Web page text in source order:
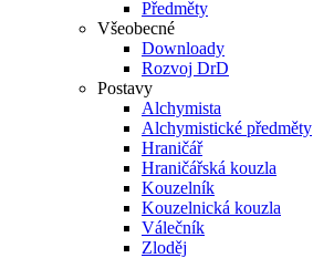
Předměty
Všeobecné
Downloady
Rozvoj DrD
Postavy
Alchymista
Alchymistické předměty
Hraničář
Hraničářská kouzla
Kouzelník
Kouzelnická kouzla
Válečník
Zloděj